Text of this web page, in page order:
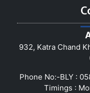
932, Katra Chand
Phone No:-BLY :
Timings :